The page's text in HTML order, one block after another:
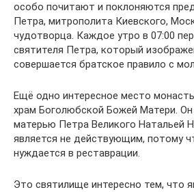
особо почитают и поклоняются
Петра, митрополита Киевского,
чудотворца. Каждое утро в 07:00
святителя Петра, который
совершается братское правило с
Ещё одно интересное место
храм Боголюбской Божей Матери.
матерью Петра Великого Натальей
является не действующим, потому
нуждается в реставрации.
Это святилище интересно тем, что